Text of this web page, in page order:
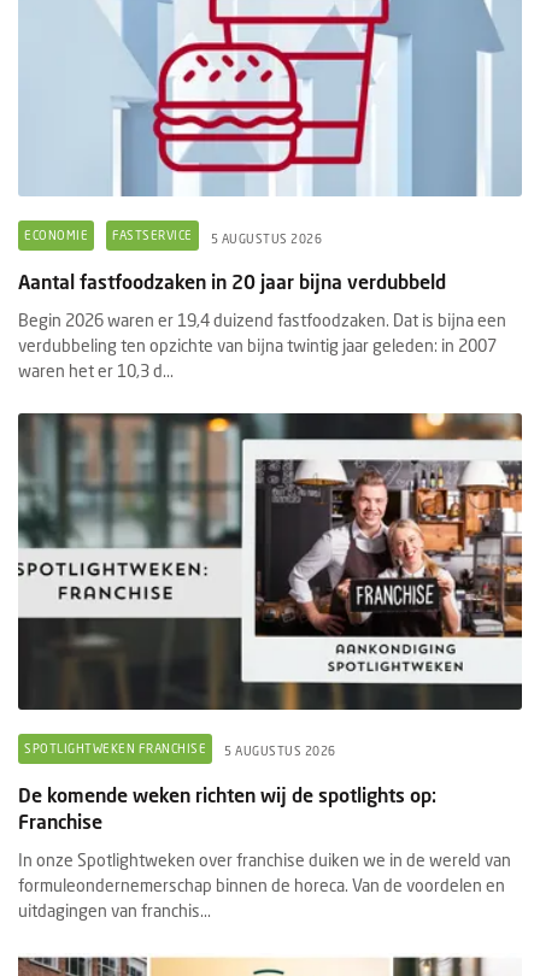
ECONOMIE FASTSERVICE 5 AUGUSTUS 2026
Aantal fastfoodzaken in 20 jaar bijna verdubbeld
Begin 2026 waren er 19,4 duizend fastfoodzaken. Dat is bijna een
verdubbeling ten opzichte van bijna twintig jaar geleden: in 2007
waren het er 10,3 d...
SPOTLIGHTWEKEN FRANCHISE 5 AUGUSTUS 2026
De komende weken richten wij de spotlights op:
Franchise
In onze Spotlightweken over franchise duiken we in de wereld van
formuleondernemerschap binnen de horeca. Van de voordelen en
uitdagingen van franchis...